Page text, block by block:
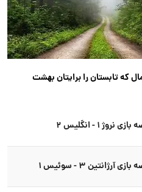
که تابستان را برایتان بهشت
۱ - انگلیس ۲
آرژانتین ۳ - سوئیس ۱